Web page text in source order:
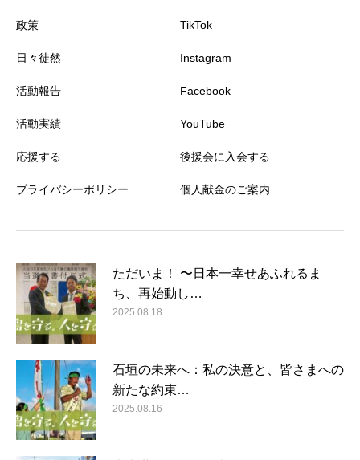
政策
日々徒然
活動報告
活動実績
応援する
プライバシーポリシー
TikTok
Instagram
Facebook
YouTube
後援会に入会する
個人献金のご案内
ただいま！ 〜日本一幸せあふれるま
ち、再始動し…
2025.08.18
石垣の未来へ：私の決意と、皆さまへの
新たな約束…
2025.08.16